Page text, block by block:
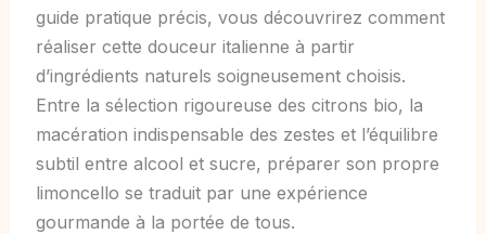
guide pratique précis, vous découvrirez comment
réaliser cette douceur italienne à partir
d’ingrédients naturels soigneusement choisis.
Entre la sélection rigoureuse des citrons bio, la
macération indispensable des zestes et l’équilibre
subtil entre alcool et sucre, préparer son propre
limoncello se traduit par une expérience
gourmande à la portée de tous.